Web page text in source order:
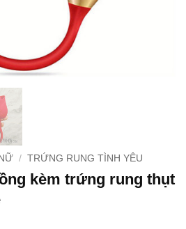
/ TRỨNG RUNG TÌNH YÊU
kèm trứng rung thụt